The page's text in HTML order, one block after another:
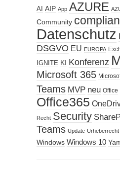
AI AIP App AZURE
Community
Datenschutz
DSGVO EU EUROPA
IGNITE KI Konferenz
Microsoft 365
Teams MVP neu Office
Office365
Recht Security
Teams Update Urheberrecht
Windows Windows 10